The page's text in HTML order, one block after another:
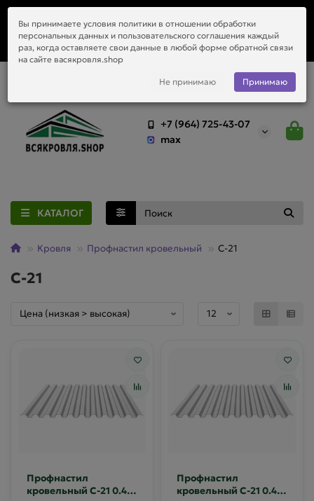
приобретённый у нас материал.
+7 (964) 725-43-07
max
КАТАЛОГ
Кровля Профнастил кровельный C-21
C-21
Профнастил
кровельный С-21 0.4
Профнастил
кровельный С-21 0.45
Вы принимаете условия политики в отношении обработки
персональных данных и пользовательского соглашения каждый
раз, когда оставляете свои данные в любой форме обратной связи
на сайте васякровля.shop
Не принимаю Принимаю